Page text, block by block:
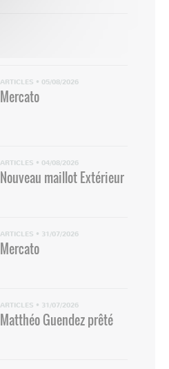
ARTICLES • 05/08/2026
Mercato
ARTICLES • 04/08/2026
Nouveau maillot Extérieur
ARTICLES • 31/07/2026
Mercato
ARTICLES • 31/07/2026
Matthéo Guendez prêté